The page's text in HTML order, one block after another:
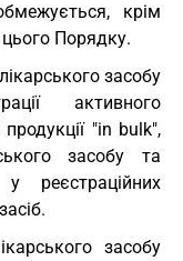
крім
Порядку.
засобу
активного
"in bulk",
засобу та
реєстраційних
засобу